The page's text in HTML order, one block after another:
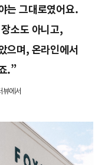
는 그대로였어요.
소도 아니고,
으며, 온라인에서
.”
에서